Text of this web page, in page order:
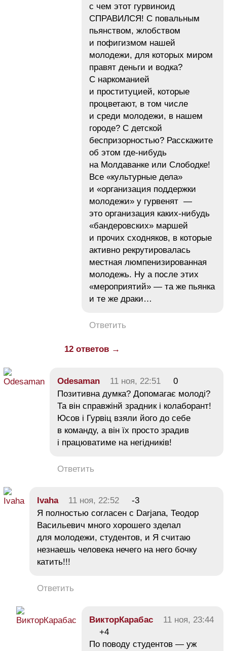
с чем этот гурвиноид
СПРАВИЛСЯ! С повальным
пьянством, жлобством
и пофигизмом нашей
молодежи, для которых миром
правят деньги и водка?
С наркоманией
и проституцией, которые
процветают, в том числе
и среди молодежи, в нашем
городе? С детской
беспризорностью? Расскажите
об этом где-нибудь
на Молдаванке или Слободке!
Все «культурные дела»
и «организация поддержки
молодежи» у гурвенят —
это организация каких-нибудь
«бандеровских» маршей
и прочих сходняков, в которые
активно рекрутировалась
местная люмпенизированная
молодежь. Ну а после этих
«мероприятий» — та же пьянка
и те же драки…
Ответить
12 ответов →
Odesaman 11 ноя, 22:51
0
Позитивна думка? Допомагає молоді?
Та він справжінй зрадник і колаборант!
Юсов і Гурвіц взяли його до себе
в команду, а він їх просто зрадив
і працюватиме на негідників!
Ответить
Ivaha 11 ноя, 22:52
-3
Я полностью согласен с Darjana, Теодор
Васильевич много хорошего зделал
для молодежи, студентов, и Я считаю
незнаешь человека нечего на него бочку
катить!!!
Ответить
ВикторКарабас
11 ноя, 23:44
+4
По поводу студентов — уж